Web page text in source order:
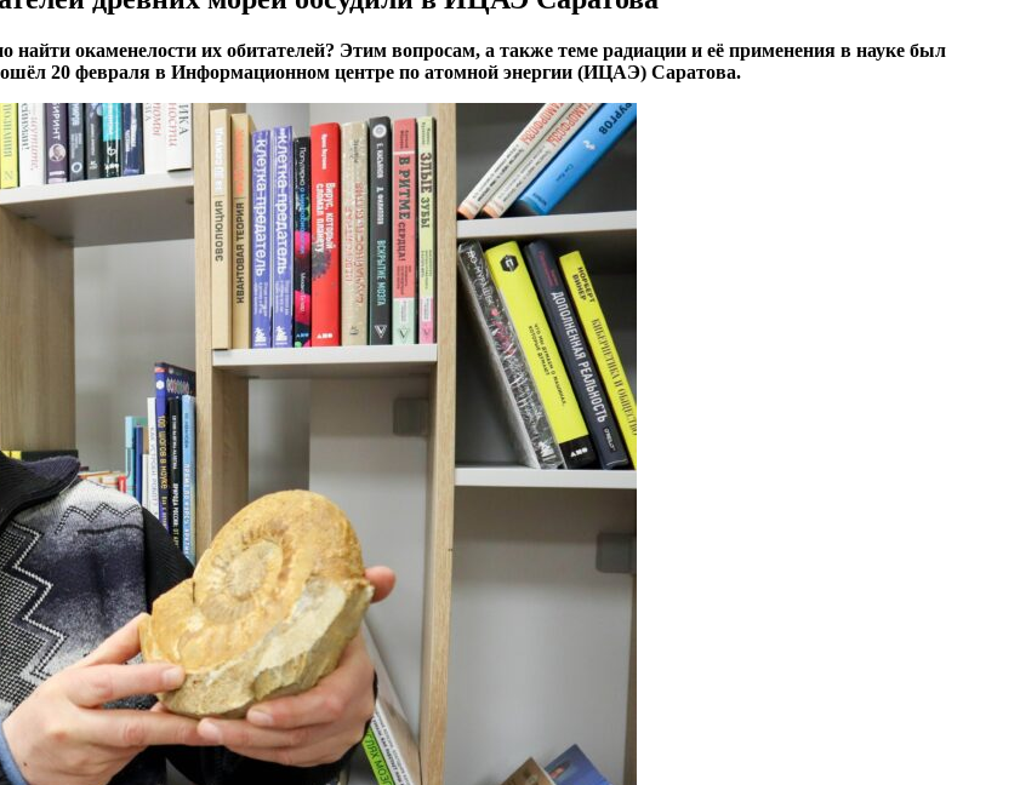
окаменелости их обитателей? Этим вопросам, а также теме радиации и её применения в науке был
20 февраля в Информационном центре по атомной энергии (ИЦАЭ) Саратова.